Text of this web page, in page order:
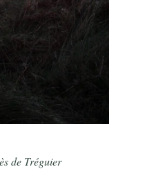
de Tréguier